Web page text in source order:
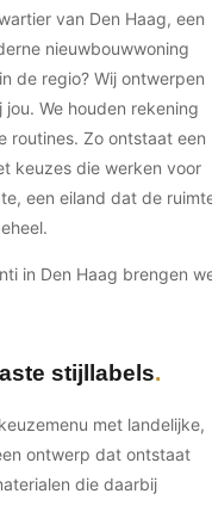
van Den Haag, een
nieuwbouwwoning
de regio? Wij ontwerpen
We houden rekening
routines. Zo ontstaat een
keuzes die werken voor
een eiland dat de
in Den Haag brengen
stijllabels
met landelijke,
ontwerp dat ontstaat
die daarbij